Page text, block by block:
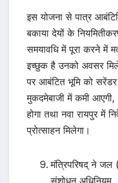
इस योजना से पात्र
बकाया देयों के
समयावधि में पूरा करने में
इच्छुक है उनको अवसर
पर आबंटित भूमि को
मुकदमेबाजी में कमी आएगी,
होगा तथा नवा रायपुर में
प्रोत्साहन मिलेगा।
मंत्रिपरिषद् ने जल